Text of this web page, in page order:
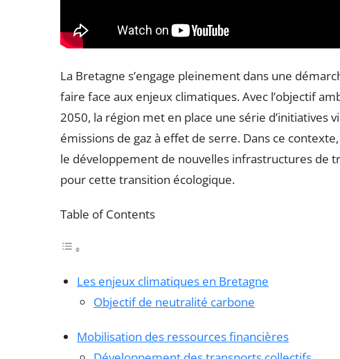
La Bretagne s’engage pleinement dans une
faire face aux enjeux climatiques. Avec l’objectif
2050, la région met en place une série d’initiatives
émissions de gaz à effet de serre. Dans ce
le développement de nouvelles infrastructures de
pour cette transition écologique.
Table of Contents
Les enjeux climatiques en Bretagne
Objectif de neutralité carbone
Mobilisation des ressources financières